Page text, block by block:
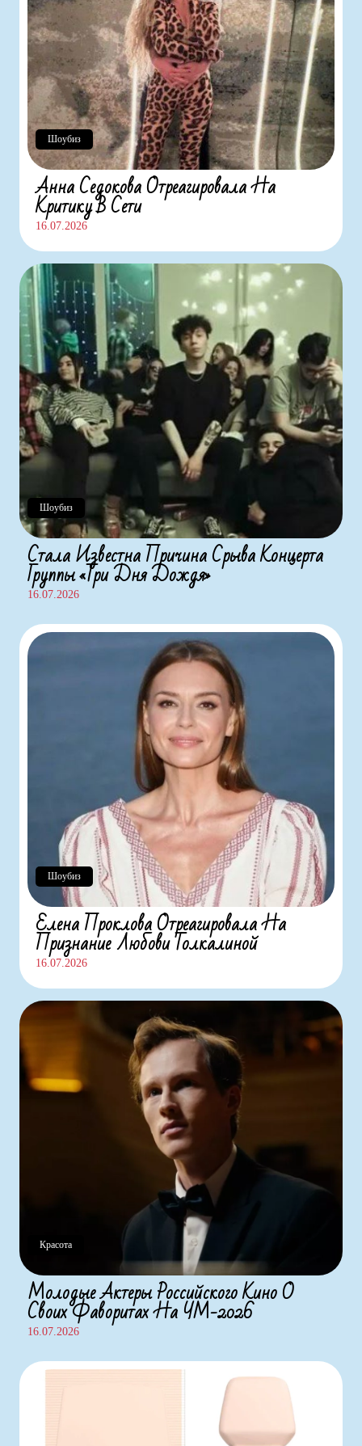
Анна Седокова Отреагировала На
Критику В Сети
16.07.2026
Шоубиз
Шоубиз
Стала Известна Причина Срыва Концерта
Группы «Три Дня Дождя»
16.07.2026
Елена Проклова Отреагировала На
Признание Любови Толкалиной
16.07.2026
Шоубиз
Красота
Молодые Актеры Российского Кино О
Своих Фаворитах На ЧМ-2026
16.07.2026